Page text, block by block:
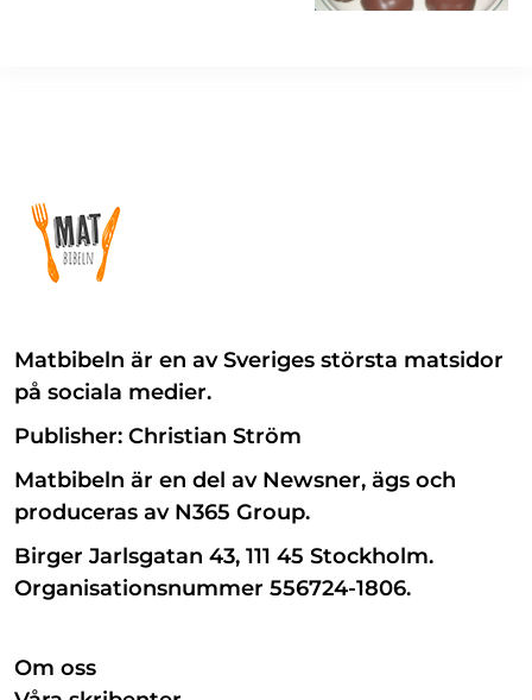
Matbibeln är en av Sveriges största matsidor
på sociala medier.
Publisher: Christian Ström
Matbibeln är en del av Newsner, ägs och
produceras av N365 Group.
Birger Jarlsgatan 43, 111 45 Stockholm.
Organisationsnummer 556724-1806.
Om oss